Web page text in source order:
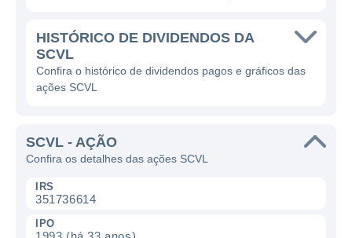
HISTÓRICO DE DIVIDENDOS DA
SCVL
Confira o histórico de dividendos pagos e gráficos das
ações SCVL
SCVL - AÇÃO
Confira os detalhes das ações SCVL
IRS
351736614
IPO